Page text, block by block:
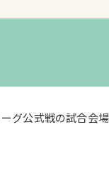
グ公式戦の試合会